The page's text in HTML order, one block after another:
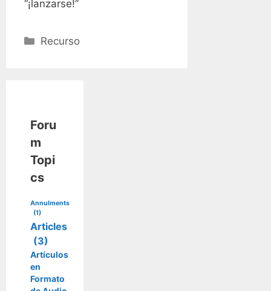
“¡lanzarse!”
Categories
Recurso
Foru
m
Topi
cs
Annulments
(1)
Articles
(3)
Artículos
en
Formato